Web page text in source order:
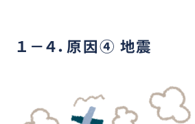
１－４．原因④ 地震